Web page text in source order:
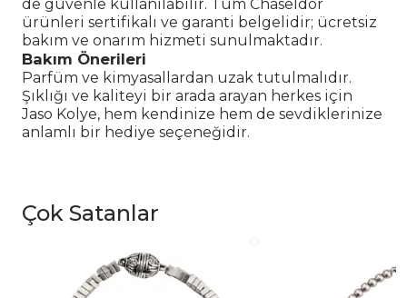
de güvenle kullanılabilir. Tüm Chaseldor
ürünleri sertifikalı ve garanti belgelidir; ücretsiz
bakım ve onarım hizmeti sunulmaktadır.
Bakım Önerileri
Parfüm ve kimyasallardan uzak tutulmalıdır.
Şıklığı ve kaliteyi bir arada arayan herkes için
Jaso Kolye, hem kendinize hem de sevdiklerinize
anlamlı bir hediye seçeneğidir.
Çok Satanlar